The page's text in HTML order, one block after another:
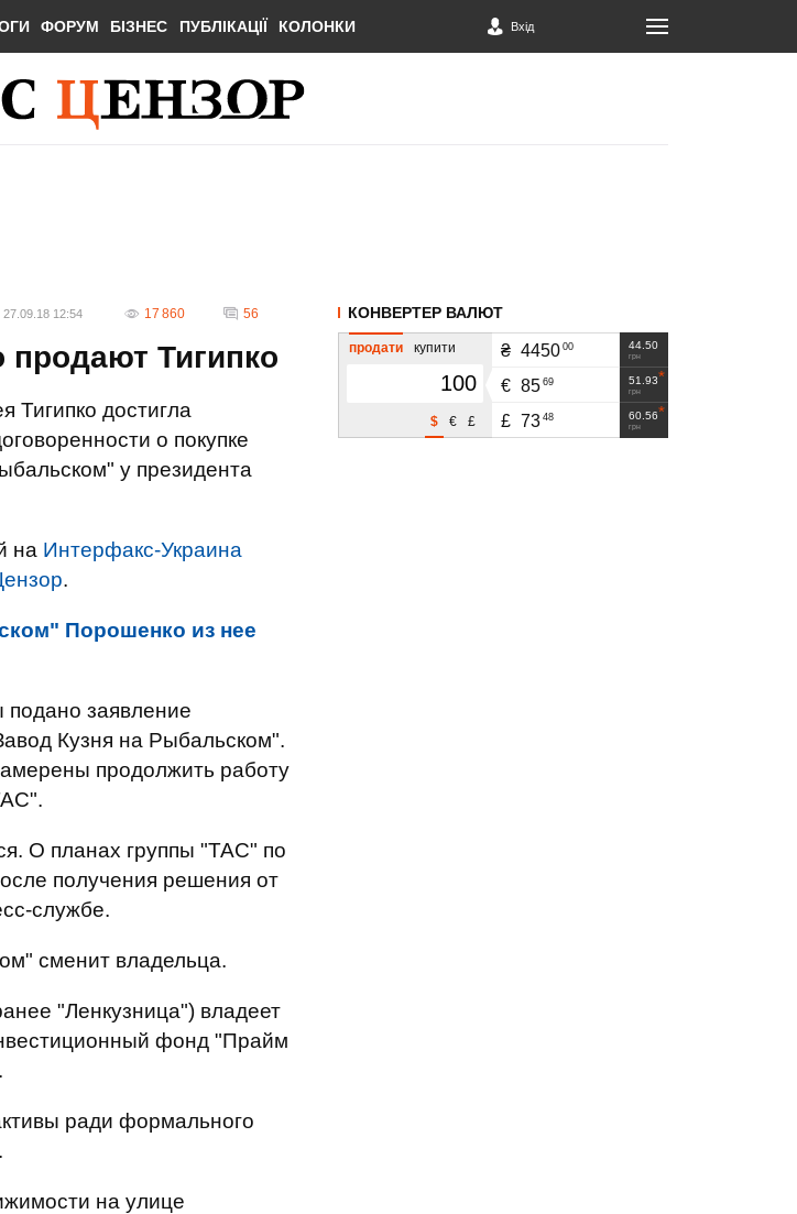
ФОРУМ БІЗНЕС ПУБЛІКАЦІЇ КОЛОНКИ Вхід
27.09.18 12:54 17 860 56
Тигипко
Тигипко достигла
о покупке
у президента
на Интерфакс-Украина
.
Порошенко из нее
заявление
Кузня на Рыбальском".
продолжить работу
О планах группы "ТАС" по
получения решения от
службе.
сменит владельца.
"Ленкузница") владеет
фонд "Прайм
ради формального
на улице
КОНВЕРТЕР ВАЛЮТ
продати купити
£
€
$
44.50
грн
₴ 4450 00
51.93
грн
€ 85 69
60.56
грн
£ 73 48